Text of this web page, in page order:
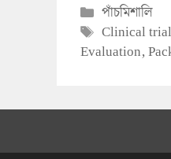
Categories
পাঁচমিশালি
Tags
Clinical
Evaluation,